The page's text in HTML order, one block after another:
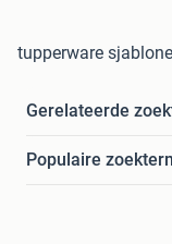
tupperware
Gerelateerde
Populaire